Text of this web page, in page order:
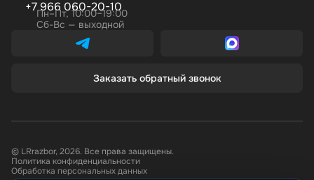
+7 966 060-20-10
Пн–Пт, 10:00–19:00
Сб-Вс — выходной
Заказать обратный звонок
© LRrazbor, 2026. Все права защищены.
Политика конфиденциальности
Обработка персональных данных